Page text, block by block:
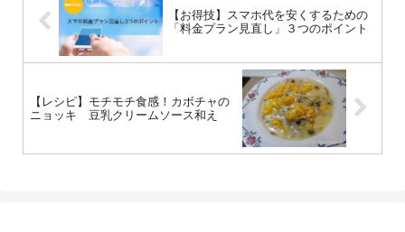
【お得技】スマホ代を安くするための
「料金プラン見直し」３つのポイント
【レシピ】モチモチ食感！カボチャの
ニョッキ 豆乳クリームソース和え